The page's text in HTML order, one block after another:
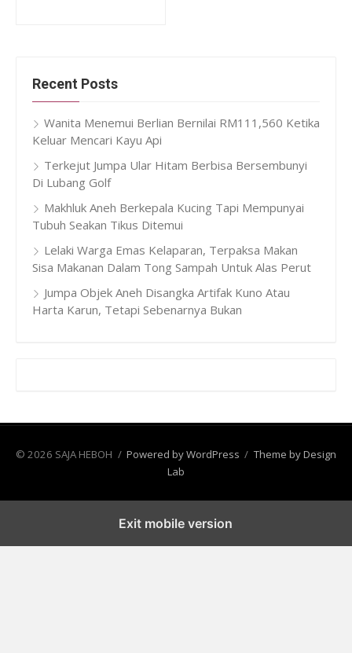
Recent Posts
Wanita Menemui Berlian Bernilai RM111,560 Ketika
Keluar Mencari Kayu Api
Terkejut Jumpa Ular Hitam Berbisa Bersembunyi
Di Lubang Golf
Makhluk Aneh Berkepala Kucing Tapi Mempunyai
Tubuh Seakan Tikus Ditemui
Lelaki Warga Emas Kelaparan, Terpaksa Makan
Sisa Makanan Dalam Tong Sampah Untuk Alas Perut
Jumpa Objek Aneh Disangka Artifak Kuno Atau
Harta Karun, Tetapi Sebenarnya Bukan
© 2026 SAJA HEBOH / Powered by WordPress / Theme by Design
Lab
Exit mobile version